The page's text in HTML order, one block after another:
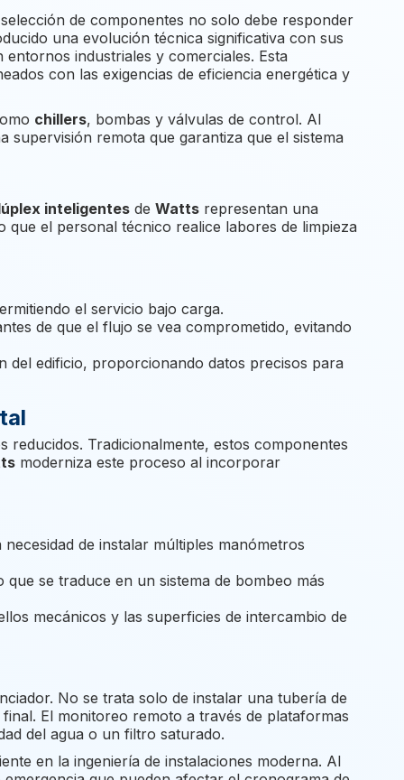
de componentes no solo debe responder
una evolución técnica significativa con sus
industriales y comerciales. Esta
con las exigencias de eficiencia energética y
chillers, bombas y válvulas de control. Al
supervisión remota que garantiza que el sistema
inteligentes de Watts representan una
el personal técnico realice labores de limpieza
el servicio bajo carga.
de que el flujo se vea comprometido, evitando
del edificio, proporcionando datos precisos para
Tradicionalmente, estos componentes
moderniza este proceso al incorporar
de instalar múltiples manómetros
se traduce en un sistema de bombeo más
mecánicos y las superficies de intercambio de
No se trata solo de instalar una tubería de
El monitoreo remoto a través de plataformas
del agua o un filtro saturado.
en la ingeniería de instalaciones moderna. Al